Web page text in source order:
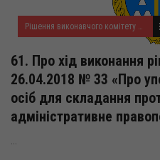
Рішення виконавчого комітету за серпень 2019 року
61. Про хід виконання
26.04.2018 № 33 «Про
осіб для складання
адміністративне